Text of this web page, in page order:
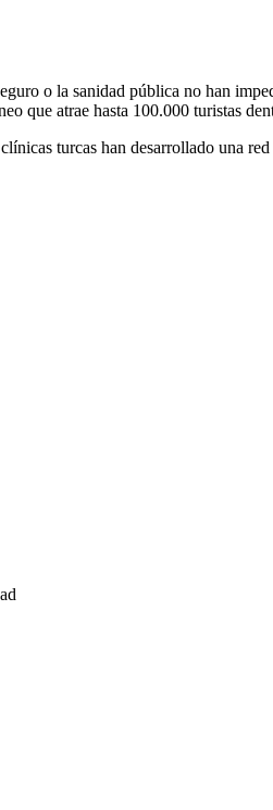
o la sanidad pública no han
que atrae hasta 100.000 turistas
turcas han desarrollado una